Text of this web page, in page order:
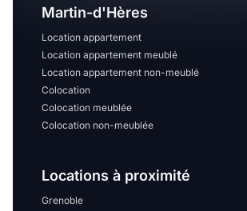
Martin-d'Hères
Location appartement
Location appartement meublé
Location appartement non-meublé
Colocation
Colocation meublée
Colocation non-meublée
Locations à proximité
Grenoble